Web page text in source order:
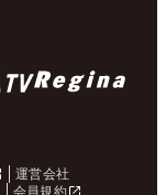
運営会社
会員規約